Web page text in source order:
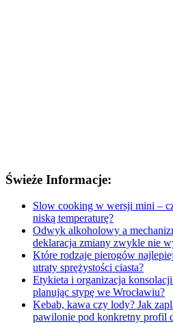
Świeże Informacje:
Slow cooking w wersji mini –
niską temperaturę?
Odwyk alkoholowy a
deklaracja zmiany zwykle nie
Które rodzaje pierogów
utraty sprężystości ciasta?
Etykieta i organizacja
planując stypę we Wrocławiu?
Kebab, kawa czy lody? Jak
pawilonie pod konkretny profil